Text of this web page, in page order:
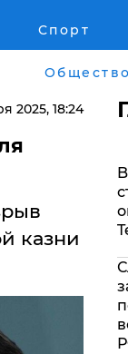
Спорт
Лайф стайл
Помощь
Стиль
Общество
2025, 18:24
казни